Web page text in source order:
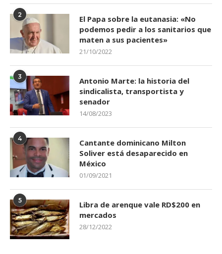
2
El Papa sobre la eutanasia: «No
podemos pedir a los sanitarios que
maten a sus pacientes»
21/10/2022
3
Antonio Marte: la historia del
sindicalista, transportista y
senador
14/08/2023
4
Cantante dominicano Milton
Soliver está desaparecido en
México
01/09/2021
5
Libra de arenque vale RD$200 en
mercados
28/12/2022